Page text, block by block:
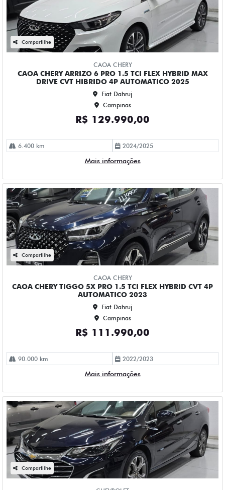
CAOA CHERY
CAOA CHERY TIGGO 5X PRO 1.5 TCI FLEX HYBRID CVT 4P
AUTOMATICO 2023
Fiat Dahruj
Campinas
R$ 111.990,00
2022/2023
Mais informações
Compartilhe
CHEVROLET
CHEVROLET CRUZE 1.4 TURBO FLEX PREMIER AUTOMATICO
4P 2023
Fiat Dahruj
Campinas
R$ 115.990,00
2022/2023
Mais informações
Compartilhe
CHEVROLET
CHEVROLET EQUINOX 1.5 16V TURBO GASOLINA PREMIER
AWD AUTOMATICO 4P 2023
Fiat Dahruj
Campinas